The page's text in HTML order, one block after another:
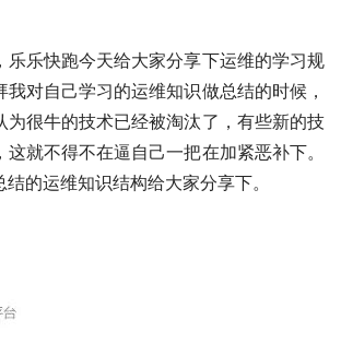
乐乐快跑今天给大家分享下运维的学习规
对自己学习的运维知识做总结的时候，
为很牛的技术已经被淘汰了，有些新的技
就不得不在逼自己一把在加紧恶补下。
的运维知识结构给大家分享下。